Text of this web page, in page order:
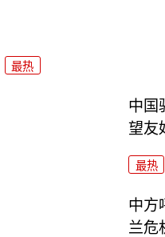
最热
中国
望友
最热
中方
兰危